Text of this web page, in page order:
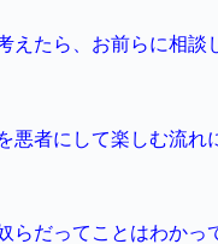
えたら、お前らに相談
悪者にして楽しむ流れ
らだってことはわかっ